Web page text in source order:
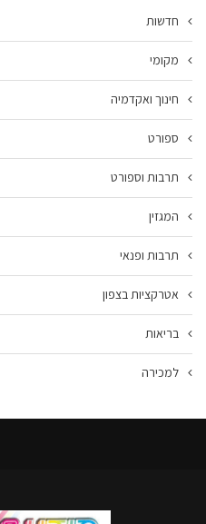
חדשות
מקומי
חינוך ואקדמיה
ספורט
תרבות וספורט
המגזין
תרבות ופנאי
אטרקציות בצפון
בריאות
למכירה